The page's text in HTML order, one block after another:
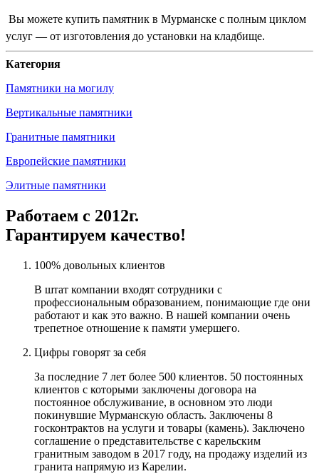
Вы можете купить памятник в Мурманске с полным циклом
услуг — от изготовления до установки на кладбище.
Категория
Памятники на могилу
Вертикальные памятники
Гранитные памятники
Европейские памятники
Элитные памятники
Работаем с 2012г.
Гарантируем качество!
100% довольных клиентов
В штат компании входят сотрудники с
профессиональным образованием, понимающие где они
работают и как это важно. В нашей компании очень
трепетное отношение к памяти умершего.
Цифры говорят за себя
За последние 7 лет более 500 клиентов. 50 постоянных
клиентов с которыми заключены договора на
постоянное обслуживание, в основном это люди
покинувшие Мурманскую область. Заключены 8
госконтрактов на услуги и товары (камень). Заключено
соглашение о представительстве с карельским
гранитным заводом в 2017 году, на продажу изделий из
гранита напрямую из Карелии.